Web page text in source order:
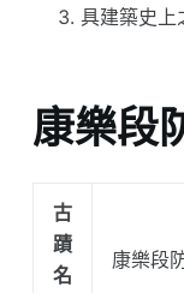
具建築史上
康樂段
古
蹟
名
康樂段